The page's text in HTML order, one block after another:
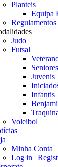
Planteis
Equipa
Regulamentos
Judo
Futsal
Seniores
Juvenis
Infantis
Voleibol
Minha Conta
Log in |